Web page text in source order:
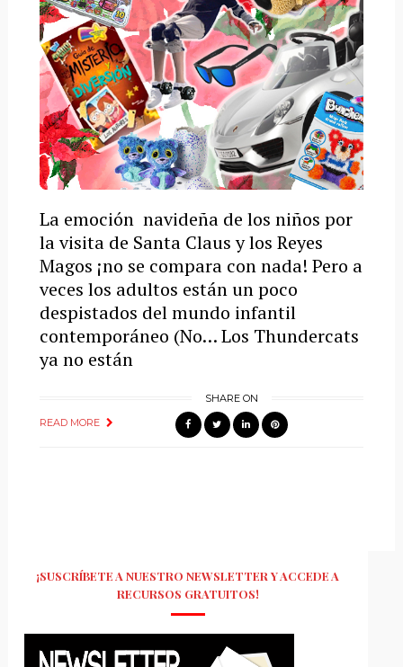
La emoción navideña de los niños por
la visita de Santa Claus y los Reyes
Magos ¡no se compara con nada! Pero a
veces los adultos están un poco
despistados del mundo infantil
contemporáneo (No… Los Thundercats
ya no están
READ MORE
SHARE ON
¡SUSCRÍBETE A NUESTRO NEWSLETTER Y ACCEDE A
RECURSOS GRATUITOS!